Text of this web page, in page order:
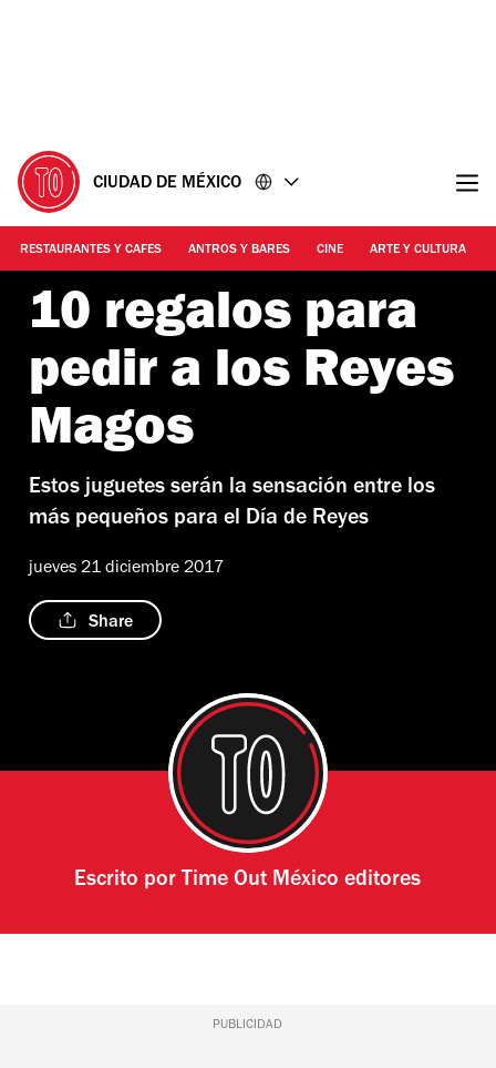
CIUDAD DE MÉXICO
RESTAURANTES Y CAFES ANTROS Y BARES CINE ARTE Y CULTURA
10 regalos para
pedir a los Reyes
Magos
Estos juguetes serán la sensación entre los
más pequeños para el Día de Reyes
jueves 21 diciembre 2017
Share
Escrito por Time Out México editores
PUBLICIDAD